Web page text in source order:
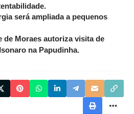
será ampliada a pequenos
de Moraes autoriza visita de
na Papudinha.